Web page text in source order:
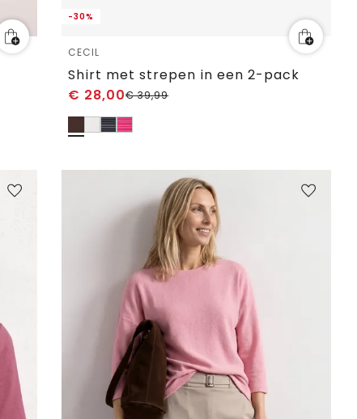
-30%
CECIL
Shirt met strepen in een 2-pack
€ 28,00€39,99